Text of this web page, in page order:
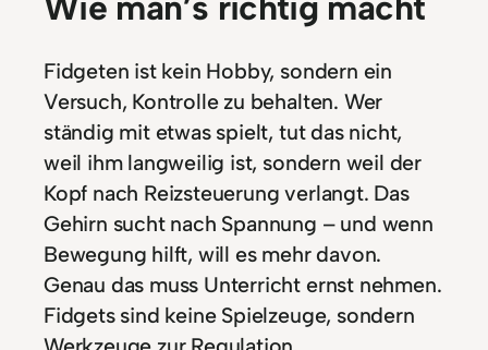
Fidgeten ist kein Hobby, sondern ein
Versuch, Kontrolle zu behalten. Wer
ständig mit etwas spielt, tut das nicht,
weil ihm langweilig ist, sondern weil der
Kopf nach Reizsteuerung verlangt. Das
Gehirn sucht nach Spannung – und wenn
Bewegung hilft, will es mehr davon.
Genau das muss Unterricht ernst nehmen.
Fidgets sind keine Spielzeuge, sondern